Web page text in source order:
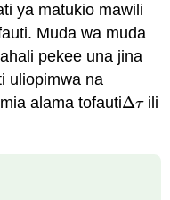
ya matukio mawili
Muda wa muda
pekee una jina
uliopimwa na
alama tofautiΔτ
Δτ ili